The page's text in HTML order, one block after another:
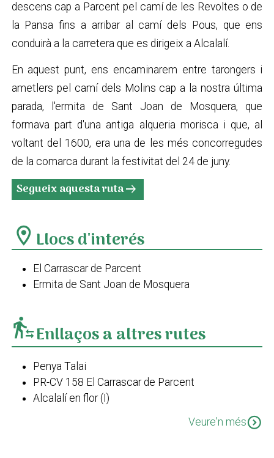
descens cap a Parcent pel camí de les Revoltes o de
la Pansa fins a arribar al camí dels Pous, que ens
conduirà a la carretera que es dirigeix a Alcalalí.
En aquest punt, ens encaminarem entre tarongers i
ametlers pel camí dels Molins cap a la nostra última
parada, l'ermita de Sant Joan de Mosquera, que
formava part d'una antiga alqueria morisca i que, al
voltant del 1600, era una de les més concorregudes
de la comarca durant la festivitat del 24 de juny.
Segueix aquesta rutaarrow_right_alt
location_on Llocs d'interés
El Carrascar de Parcent
Ermita de Sant Joan de Mosquera
transfer_within_a_stationEnllaços a altres rutes
Penya Talai
PR-CV 158 El Carrascar de Parcent
Alcalalí en flor (I)
Veure'n mésexpand_circle_down